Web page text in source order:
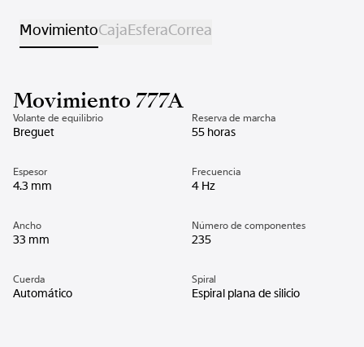
MovimientoCajaEsferaCorrea
Movimiento 777A
Volante de equilibrio
Breguet
Reserva de marcha
55 horas
Espesor
4.3 mm
Frecuencia
4 Hz
Ancho
33 mm
Número de componentes
235
Cuerda
Automático
Spiral
Espiral plana de silicio